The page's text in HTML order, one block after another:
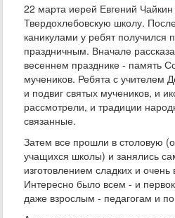
22 марта иерей Евгений Чайкин
Твердохлебовскую школу.
каникулами у ребят получился
праздничным. Вначале
весеннем празднике - память
мучеников. Ребята с учителем
и подвиг святых мучеников, и
рассмотрели, и традиции
связанные.
Затем все прошли в столовую
учащихся школы) и занялись
изготовлением сладких и
Интересно было всем - и
даже взрослым - педагогам и